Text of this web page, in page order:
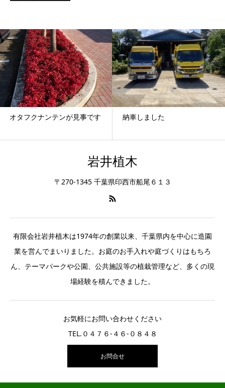
オタフクナンテンが見事です 納車しました
岩井植木
〒270-1345 千葉県印西市船尾６１３
有限会社岩井植木は1974年の創業以来、千葉県内を中心に造園
業を営んでまいりました。お庭のお手入れや庭づくりはもちろ
ん、テーマパークや公園、公共施設等の植栽管理など、多くの現
場経験を積んできました。
お気軽にお問い合わせください
TEL.０４７６-４６-０８４８
お問合せ